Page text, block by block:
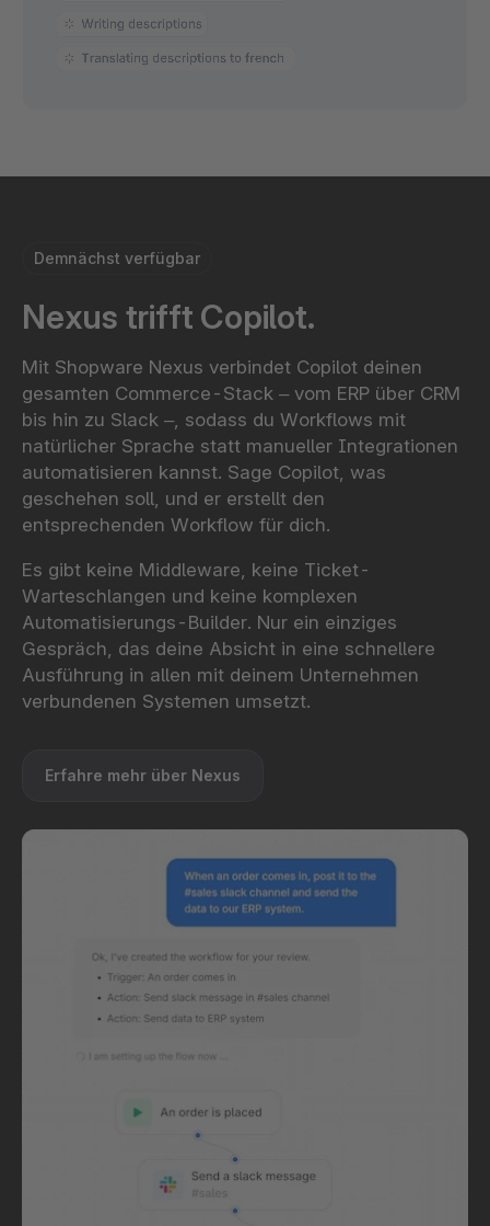
Demnächst verfügbar
Nexus trifft Copilot.
Mit Shopware Nexus verbindet Copilot deinen
gesamten Commerce-Stack – vom ERP über CRM
bis hin zu Slack –, sodass du Workflows mit
natürlicher Sprache statt manueller Integrationen
automatisieren kannst. Sage Copilot, was
geschehen soll, und er erstellt den
entsprechenden Workflow für dich.
Es gibt keine Middleware, keine Ticket-
Warteschlangen und keine komplexen
Automatisierungs-Builder. Nur ein einziges
Gespräch, das deine Absicht in eine schnellere
Ausführung in allen mit deinem Unternehmen
verbundenen Systemen umsetzt.
Erfahre mehr über Nexus